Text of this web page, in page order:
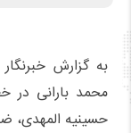
به گزارش
محمد بارانی در
حسینیه المهدی،